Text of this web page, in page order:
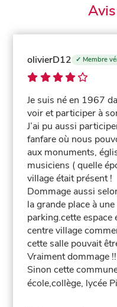
olivierD12 ✓ Membre
Je suis né en 1967
voir et participer à
J’ai pu aussi
fanfare où nous
aux monuments,
musiciens ( quelle
village était présent !
Dommage aussi
la grande place à
parking.cette
centre village
cette salle pouvait
Vraiment dommage !!
Sinon cette
école,collège, lycée